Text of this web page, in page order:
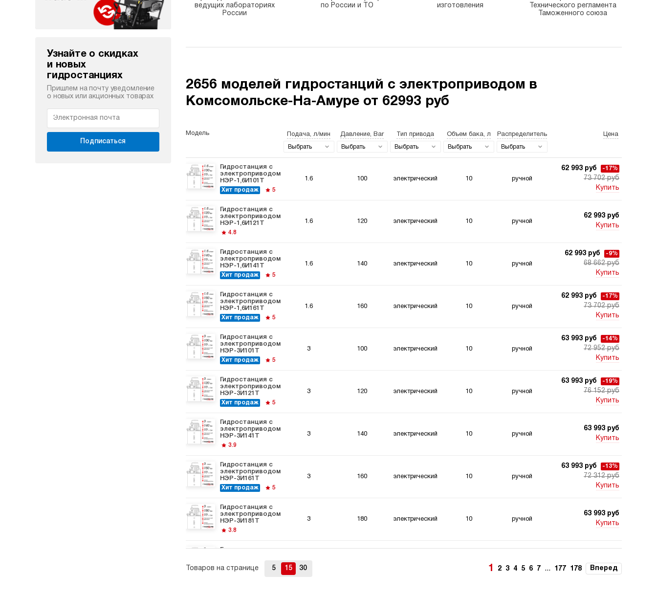
Узнайте о скидках
и новых
гидростанциях
Пришлем на почту уведомление
о новых или акционных товарах
Подписаться
ведущих лабораториях
России
по России и ТО
изготовления
Технического регламента
Таможенного союза
2656 моделей гидростанций с электроприводом в
Комсомольске-На-Амуре от 62993 руб
Модель Подача, л/мин
Выбрать
Давление, Bar
Выбрать
Тип привода
Выбрать
Объем бака, л
Выбрать
Распределитель
Выбрать
Цена
Гидростанция с
электроприводом
НЭР-1,6И101Т
Хит продаж
5
62 993 руб -17%
73 702 руб
Купить
1.6 100 электрический 10 ручной
Гидростанция с
электроприводом
НЭР-1,6И121Т
4.8
62 993 руб
Купить
1.6 120 электрический 10 ручной
Гидростанция с
электроприводом
НЭР-1,6И141Т
Хит продаж
5
62 993 руб -9%
68 662 руб
Купить
1.6 140 электрический 10 ручной
Гидростанция с
электроприводом
НЭР-1,6И161Т
Хит продаж
5
62 993 руб -17%
73 702 руб
Купить
1.6 160 электрический 10 ручной
Гидростанция с
электроприводом
НЭР-3И101Т
Хит продаж
5
63 993 руб -14%
72 952 руб
Купить
3 100 электрический 10 ручной
Гидростанция с
электроприводом
НЭР-3И121Т
Хит продаж
5
63 993 руб -19%
76 152 руб
Купить
3 120 электрический 10 ручной
Гидростанция с
электроприводом
НЭР-3И141Т
3.9
63 993 руб
Купить
3 140 электрический 10 ручной
Гидростанция с
электроприводом
НЭР-3И161Т
Хит продаж
5
63 993 руб -13%
72 312 руб
Купить
3 160 электрический 10 ручной
Гидростанция с
электроприводом
НЭР-3И181Т
3.8
63 993 руб
Купить
3 180 электрический 10 ручной
Гидростанция с
Купить
Товаров на странице 5 15 30 1 2 3 4 5 6 7 ... 177 178 Вперед